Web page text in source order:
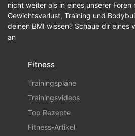
nicht weiter als in eines unserer
Gewichtsverlust, Training und
deinen BMI wissen? Schaue dir eines
an
Fitness
Trainingspläne
Trainingsvideos
Top Rezepte
Fitness-Artikel